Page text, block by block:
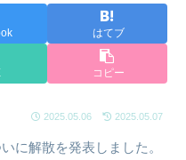
はてブ
コピー
2025.05.06 2025.05.07
に解散を発表しました。